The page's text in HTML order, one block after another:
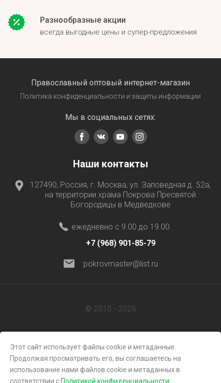
Разнообразные акции
всегда выгодные цены и супер-предложения
Православный оптовый интернет-магазин
Политика конфиденциальности и защиты информации
Мы в социальных сетях:
Наши контакты
127490, Россия, г. Москва, ул. Заповедная д. 52а,
на территории храма Покрова Пресвятой
Богородицы в Медведкове
ежедневно с 9.00 до 19.00
+7 (968) 901-85-79
pokrovmaster@list.ru
© 2015 - 2026
Этот сайт использует файлы cookie и метаданные.
Продолжая просматривать его, вы соглашаетесь на
использование нами файлов cookie и метаданных в
соответствии с Политикой конфиденциальности